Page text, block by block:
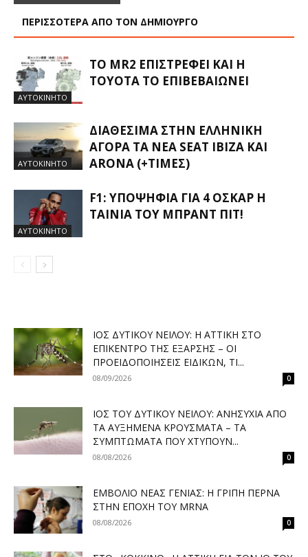
ΠΕΡΙΣΣΟΤΕΡΑ ΑΠΟ ΤΟΝ ΔΗΜΙΟΥΡΓΟ
ΑΥΤΟΚΙΝΗΤΟ
ΤΟ MR2 ΕΠΙΣΤΡΈΦΕΙ ΚΑΙ Η
TOYOTA ΤΟ ΕΠΙΒΕΒΑΙΏΝΕΙ
ΑΥΤΟΚΙΝΗΤΟ
ΔΙΑΘΈΣΙΜΑ ΣΤΗΝ ΕΛΛΗΝΙΚΉ
ΑΓΟΡΆ ΤΑ ΝΈΑ SEAT IBIZA ΚΑΙ
ARONA (+ΤΙΜΈΣ)
ΑΥΤΟΚΙΝΗΤΟ
F1: ΥΠΟΨΉΦΙΑ ΓΙΑ 4 ΌΣΚΑΡ Η
ΤΑΙΝΊΑ ΤΟΥ ΜΠΡΑΝΤ ΠΙΤ!
ΙΌΣ ΔΥΤΙΚΟΎ ΝΕΊΛΟΥ: Η ΑΤΤΙΚΉ ΣΤΟ
ΕΠΊΚΕΝΤΡΟ ΤΗΣ ΈΞΑΡΣΗΣ – ΟΙ
ΠΡΟΕΙΔΟΠΟΙΉΣΕΙΣ ΕΙΔΙΚΏΝ, ΤΙ...
08/09/2026 0
ΙΌΣ ΤΟΥ ΔΥΤΙΚΟΎ ΝΕΊΛΟΥ: ΑΝΗΣΥΧΊΑ ΑΠΌ
ΤΑ ΑΥΞΗΜΈΝΑ ΚΡΟΎΣΜΑΤΑ – ΤΑ
ΣΥΜΠΤΏΜΑΤΑ ΠΟΥ ΧΤΥΠΟΎΝ...
08/08/2026 0
ΕΜΒΌΛΙΟ ΝΈΑΣ ΓΕΝΙΆΣ: Η ΓΡΊΠΗ ΠΕΡΝΆ
ΣΤΗΝ ΕΠΟΧΉ ΤΟΥ MRNA
08/08/2026 0